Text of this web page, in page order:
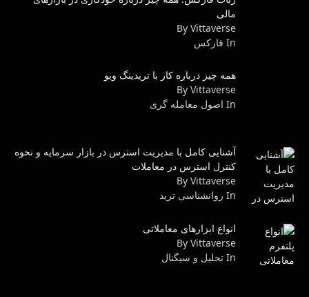
مالی
By Vittaverse
In فاركس
همه چیز درباره کار با تریدینگ ویو
By Vittaverse
In اصول معامله گرى
آشنایی کامل با مدیریت استرس در بازار سرمایه و نحوه
کنترل استرس در معاملات
By Vittaverse
In روانشناسى ترید
انواع ابزارهای معاملاتی
By Vittaverse
In تحلیل و سیگنال